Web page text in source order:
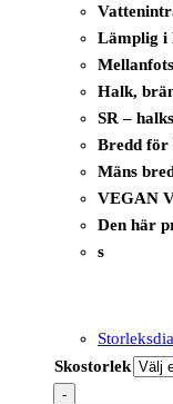
Lämplig i
Halk,
SR –
Bredd för
Mäns
VEGAN
Den här
s
Skostorlek
-